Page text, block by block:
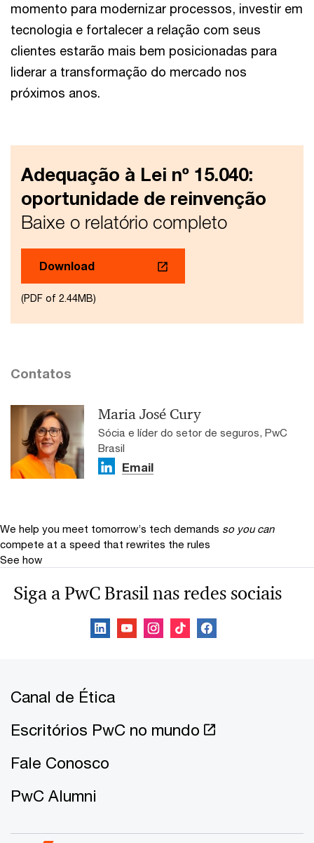
momento para modernizar processos, investir em
tecnologia e fortalecer a relação com seus
clientes estarão mais bem posicionadas para
liderar a transformação do mercado nos
próximos anos.
Adequação à Lei nº 15.040:
oportunidade de reinvenção
Baixe o relatório completo
Download
(PDF of 2.44MB)
Contatos
Maria José Cury
Sócia e líder do setor de seguros, PwC
Brasil
Email
We help you meet tomorrow’s tech demands so you can
compete at a speed that rewrites the rules
See how
Siga a PwC Brasil nas redes sociais
Canal de Ética
Escritórios PwC no mundo
Fale Conosco
PwC Alumni